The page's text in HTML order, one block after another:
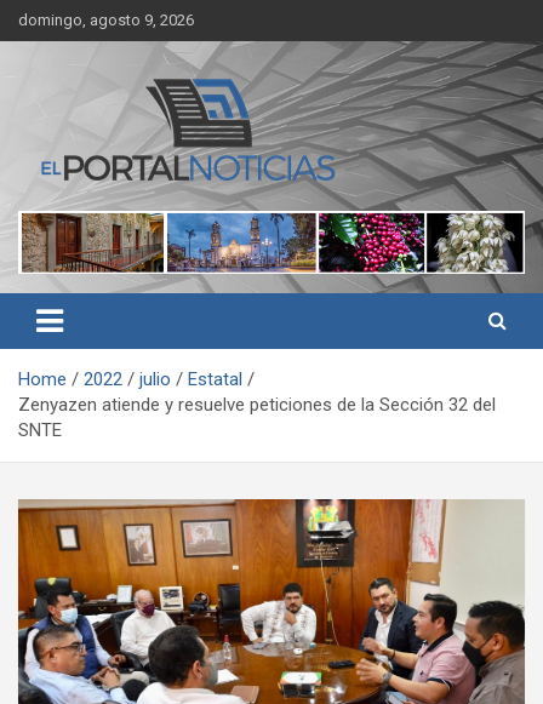
Skip
to
domingo, agosto 9, 2026
El Portal Noticias
Noticias de Córdoba, Veracruz y al región
Home 2022 julio
Estatal
Zenyazen atiende y resuelve peticiones de la Sección 32 del
SNTE